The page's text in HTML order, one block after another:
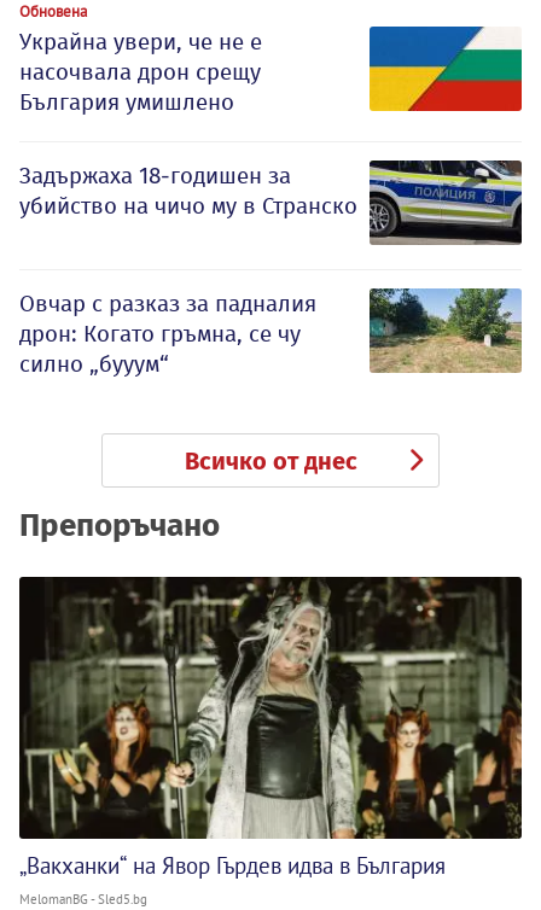
Обновена
Украйна увери, че не е
насочвала дрон срещу
България умишлено
Задържаха 18-годишен за
убийство на чичо му в Странско
Овчар с разказ за падналия
дрон: Когато гръмна, се чу
силно „бууум“
Всичко от днес
Препоръчано
„Вакханки“ на Явор Гърдев идва в България
MelomanBG - Sled5.bg